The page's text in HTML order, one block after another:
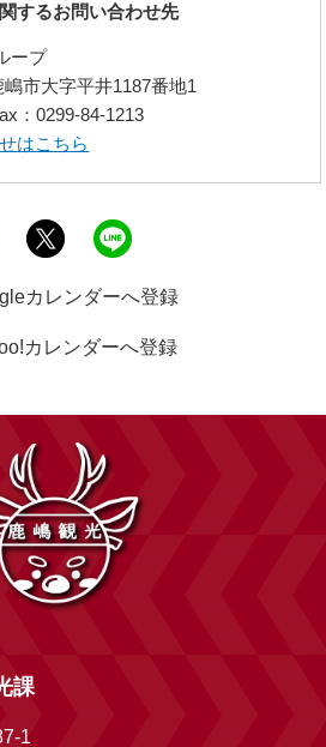
するお問い合わせ先
ープ
嶋市大字平井1187番地1
：0299-84-1213
はこちら
シェアするポストする
カレンダーへ登録
カレンダーへ登録
課
1